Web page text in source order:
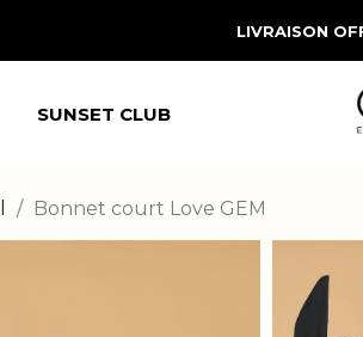
LIVRAISON
SUNSET CLUB
Bonnet court Love GEM